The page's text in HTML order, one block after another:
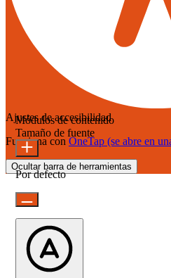
Ajustes de accesibilidad
Funciona con OneTap (se abre en
Ocultar barra de herramientas
Módulos de contenido
Tamaño de fuente
Por defecto